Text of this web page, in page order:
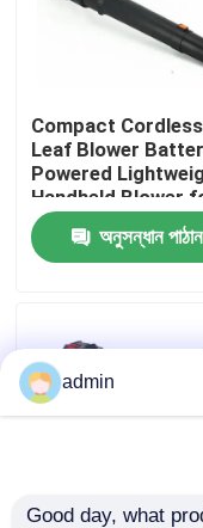
কারখানার প্রদর্শন
আমাদের সাথে যোগাযোগ
পেট্রল চেইনসো
বৈদ্যুতিক চেইনসো
Compact Cordless
Leaf Blower
Powered
Handheld Blower
Home Garden Use
অনুসন্ধান পাঠান
admin
Good day, what